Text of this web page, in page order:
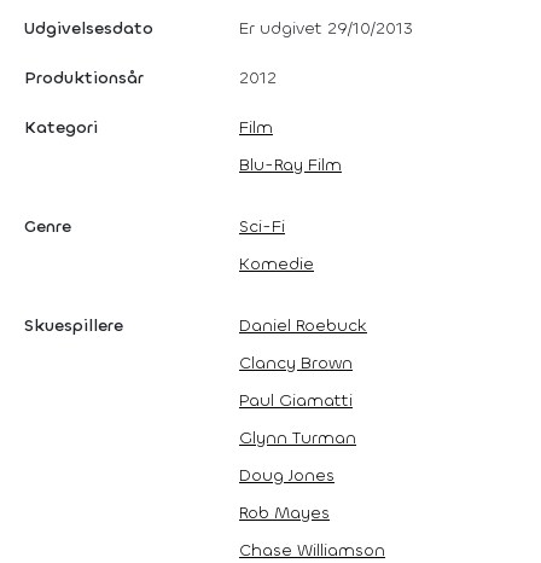
Udgivelsesdato Er udgivet 29/10/2013
Produktionsår 2012
Kategori
Film
Blu-Ray Film
Genre
Sci-Fi
Komedie
Skuespillere
Daniel Roebuck
Clancy Brown
Paul Giamatti
Glynn Turman
Doug Jones
Rob Mayes
Chase Williamson